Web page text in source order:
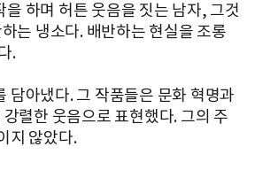
하며 허튼 웃음을 짓는 남자, 그것
는 냉소다. 배반하는 현실을 조롱
.
담아냈다. 그 작품들은 문화 혁명과
렬한 웃음으로 표현했다. 그의 주
지 않았다.